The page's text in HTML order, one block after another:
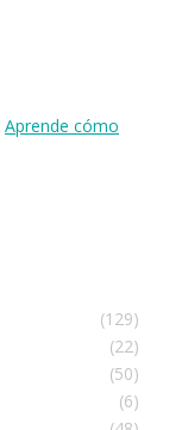
Aprende cómo
(129)
(22)
(50)
(6)